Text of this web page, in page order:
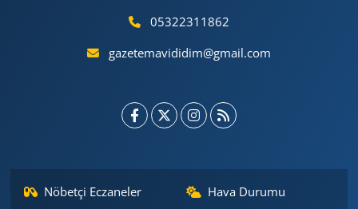
05322311862
gazetemavididim@gmail.com
Nöbetçi Eczaneler Hava Durumu